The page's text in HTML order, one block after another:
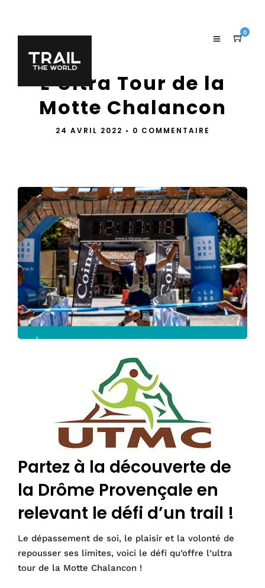
0
L’Ultra Tour de la
Motte Chalancon
24 AVRIL 2022 • 0 COMMENTAIRE
Partez à la découverte de
la Drôme Provençale en
relevant le défi d’un trail !
Le dépassement de soi, le plaisir et la volonté de
repousser ses limites, voici le défi qu’offre l’ultra
tour de la Motte Chalancon !